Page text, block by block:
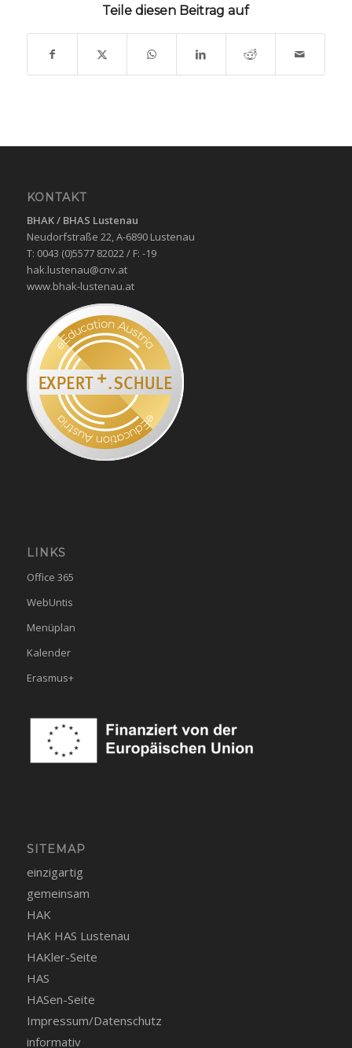
Teile diesen Beitrag auf
KONTAKT
BHAK / BHAS Lustenau
Neudorfstraße 22, A-6890 Lustenau
T: 0043 (0)5577 82022 / F: -19
hak.lustenau@cnv.at
www.bhak-lustenau.at
LINKS
Office 365
WebUntis
Menüplan
Kalender
Erasmus+
SITEMAP
einzigartig
gemeinsam
HAK
HAK HAS Lustenau
HAKler-Seite
HAS
HASen-Seite
Impressum/Datenschutz
informativ